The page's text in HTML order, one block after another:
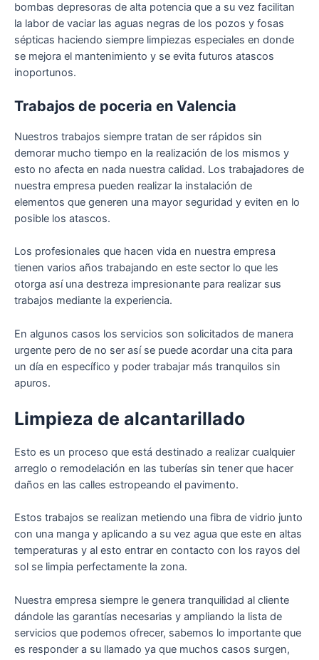
bombas depresoras de alta potencia que a su vez facilitan
la labor de vaciar las aguas negras de los pozos y fosas
sépticas haciendo siempre limpiezas especiales en donde
se mejora el mantenimiento y se evita futuros atascos
inoportunos.
Trabajos de poceria en Valencia
Nuestros trabajos siempre tratan de ser rápidos sin
demorar mucho tiempo en la realización de los mismos y
esto no afecta en nada nuestra calidad. Los trabajadores de
nuestra empresa pueden realizar la instalación de
elementos que generen una mayor seguridad y eviten en lo
posible los atascos.
Los profesionales que hacen vida en nuestra empresa
tienen varios años trabajando en este sector lo que les
otorga así una destreza impresionante para realizar sus
trabajos mediante la experiencia.
En algunos casos los servicios son solicitados de manera
urgente pero de no ser así se puede acordar una cita para
un día en específico y poder trabajar más tranquilos sin
apuros.
Limpieza de alcantarillado
Esto es un proceso que está destinado a realizar cualquier
arreglo o remodelación en las tuberías sin tener que hacer
daños en las calles estropeando el pavimento.
Estos trabajos se realizan metiendo una fibra de vidrio junto
con una manga y aplicando a su vez agua que este en altas
temperaturas y al esto entrar en contacto con los rayos del
sol se limpia perfectamente la zona.
Nuestra empresa siempre le genera tranquilidad al cliente
dándole las garantías necesarias y ampliando la lista de
servicios que podemos ofrecer, sabemos lo importante que
es responder a su llamado ya que muchos casos surgen,